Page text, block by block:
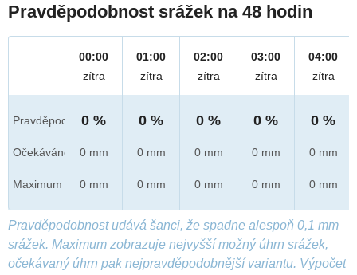
Pravděpodobnost srážek na 48 hodin
Pravděpod.
Očekáváno
Maximum
00:00
zítra
0 %
0 mm
0 mm
01:00
zítra
0 %
0 mm
0 mm
02:00
zítra
0 %
0 mm
0 mm
03:00
zítra
0 %
0 mm
0 mm
04:00
zítra
0 %
0 mm
0 mm
Pravděpodobnost udává šanci, že spadne alespoň 0,1 mm
srážek. Maximum zobrazuje nejvyšší možný úhrn srážek,
očekávaný úhrn pak nejpravděpodobnější variantu. Výpočet